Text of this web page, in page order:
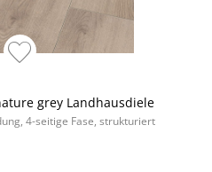
grey Landhausdiele
4-seitige Fase, strukturiert